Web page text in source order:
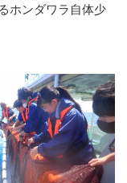
ホンダワラ自体少